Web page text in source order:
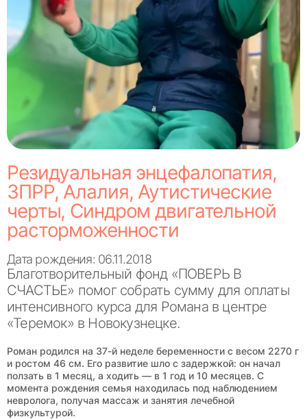
Резидуальная энцефалопатия,
ЗПРР, Алалия, Аутистические
черты, Синдром двигательной
расторможенности
Дата рождения: 06.11.2018
Благотворительный фонд «ПОВЕРЬ В
СЧАСТЬЕ» помог собрать сумму для оплаты
интенсивного курса для Романа в центре
«Теремок» в Новокузнецке.
Роман родился на 37-й неделе беременности с весом 2270 г
и ростом 46 см. Его развитие шло с задержкой: он начал
ползать в 1 месяц, а ходить — в 1 год и 10 месяцев. С
момента рождения семья находилась под наблюдением
невролога, получая массаж и занятия лечебной
физкультурой.